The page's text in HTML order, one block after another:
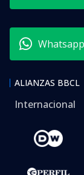
ALIANZAS BBCL
Internacional